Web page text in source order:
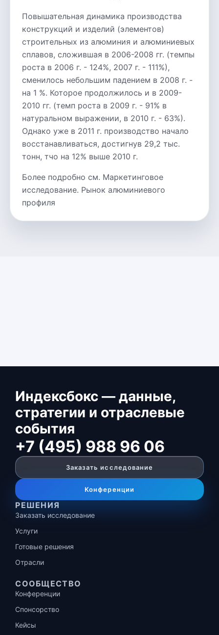
Повышательная динамика производства
конструкций и изделий (элементов)
строительных из алюминия и алюминиевых
сплавов, сложившая в 2006-2008 гг. (темпы
роста в 2006 г. - 124%, 2007 г. - 111%),
сменилось небольшим падением в 2008 г. -
на 1 %. Которое продолжилось и в 2009-
2010 гг. (темп роста в 2009 г. - 91% в
натуральном выражении, в 2010 г. - 63%).
Однако уже в 2011 г. производство начало
восстанавливаться, достигнув 29,2 тыс.
тонн, тчо на 12% выше 2010 г.
Более подробно см. Маркетинговое
исследование. Рынок алюминиевого
профиля
Индексбокс — данные,
стратегии и отраслевые
события
+7 (495) 988 96 06
Заказать исследование
Конференции
РЕШЕНИЯ
Заказать исследование
Услуги
Готовые решения
Отрасли
СООБЩЕСТВО
Конференции
Спонсорство
Кейсы